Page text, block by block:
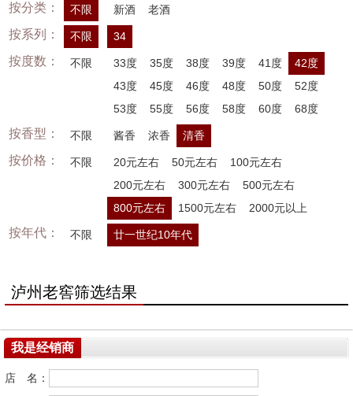
按分类： 不限 新酒 老酒
按系列： 不限 34
按度数： 不限 33度 35度 38度 39度 41度
42度
43度
45度 46度 48度 50度
52度
53度
55度 56度 58度 60度 68度
按香型： 不限 酱香 浓香 清香
按价格： 不限 20元左右 50元左右
100元左右
200元左右
300元左右
500元左右
800元左右
1500元左右 2000元以上
按年代： 不限 廿一世纪10年代
泸州老窖筛选结果
我是经销商
店 名：